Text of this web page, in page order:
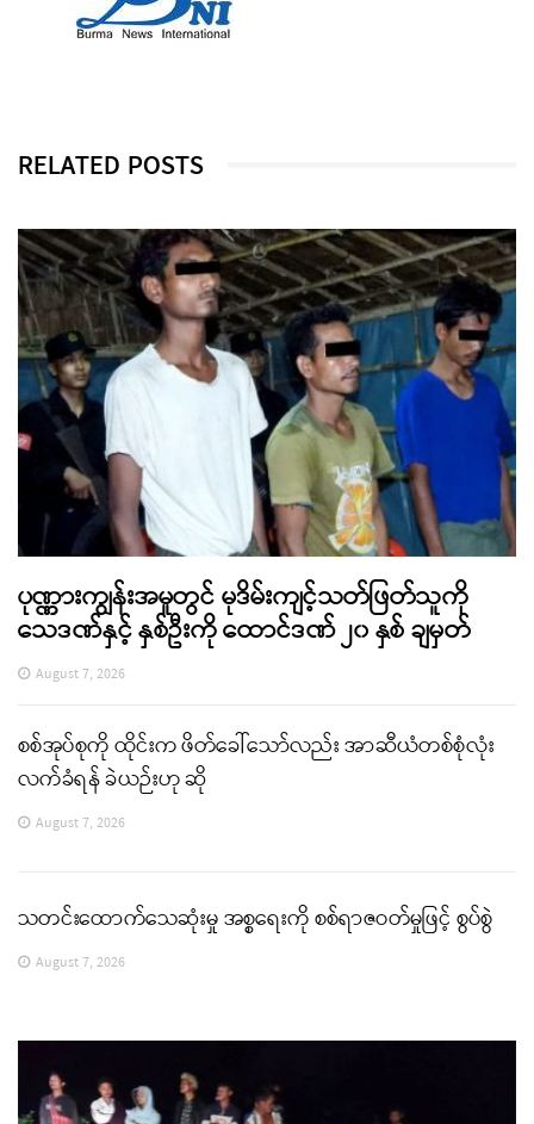
RELATED POSTS
ပုဏ္ဏားကျွန်းအမှုတွင် မုဒိမ်းကျင့်သတ်ဖြတ်သူကို
သေဒဏ်နှင့် နှစ်ဦးကို ထောင်ဒဏ် ၂၀ နှစ် ချမှတ်
August 7, 2026
စစ်အုပ်စုကို ထိုင်းက ဖိတ်ခေါ်သော်လည်း အာဆီယံတစ်စုံလုံး
လက်ခံရန် ခဲယဉ်းဟု ဆို
August 7, 2026
သတင်းထောက်သေဆုံးမှု အစ္စရေးကို စစ်ရာဇဝတ်မှုဖြင့် စွပ်စွဲ
August 7, 2026